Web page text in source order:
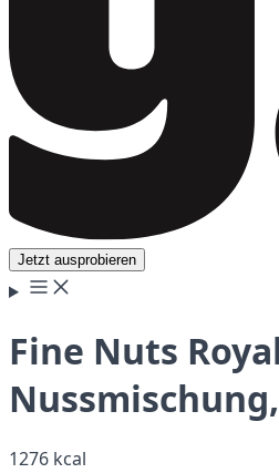
Jetzt ausprobieren
Fine Nuts
1276 kcal